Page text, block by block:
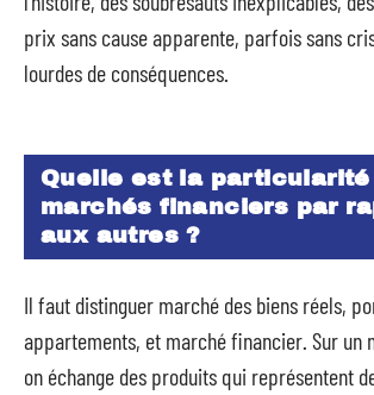
prix sans cause apparente, parfois sans
lourdes de conséquences.
Quelle est la particularité
marchés financiers par
aux autres ?
Il faut distinguer marché des biens réels,
appartements, et marché financier. Sur un
on échange des produits qui représentent